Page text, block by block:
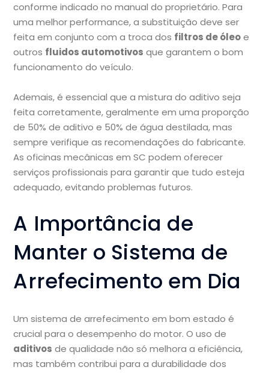
conforme indicado no manual do proprietário. Para
uma melhor performance, a substituição deve ser
feita em conjunto com a troca dos filtros de óleoe
outros fluidos automotivos que garantem o bom
funcionamento do veículo.
Ademais, é essencial que a mistura do aditivo seja
feita corretamente, geralmente em uma proporção
de 50% de aditivo e 50% de água destilada, mas
sempre verifique as recomendações do fabricante.
As oficinas mecânicas em SC podem oferecer
serviços profissionais para garantir que tudo esteja
adequado, evitando problemas futuros.
A Importância de
Manter o Sistema de
Arrefecimento em Dia
Um sistema de arrefecimento em bom estado é
crucial para o desempenho do motor. O uso de
aditivos de qualidade não só melhora a eficiência,
mas também contribui para a durabilidade dos